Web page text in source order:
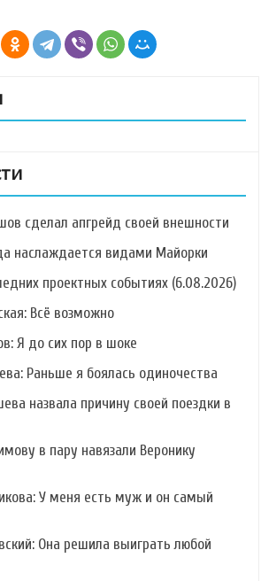
сделал апгрейд своей внешности
наслаждается видами Майорки
проектных событиях (6.08.2026)
Всё возможно
Я до сих пор в шоке
Раньше я боялась одиночества
назвала причину своей поездки в
в пару навязали Веронику
У меня есть муж и он самый
Она решила выиграть любой